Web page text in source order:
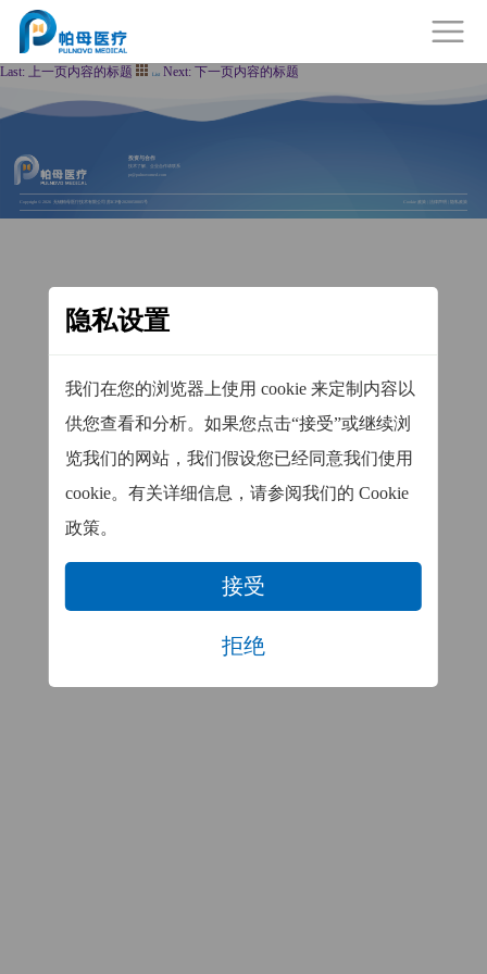
Last: 上一页内容的标题 List Next: 下一页内容的标题
隐私设置
我们在您的浏览器上使用 cookie 来定制内容以
供您查看和分析。如果您点击“接受”或继续浏
览我们的网站，我们假设您已经同意我们使用
cookie。有关详细信息，请参阅我们的 Cookie
政策。
接受
拒绝
投资与合作
技术了解、企业合作请联系
pr@pulnovomed.com
Copyright © 2026 无锡帕母医疗技术有限公司 苏ICP备2020058805号 Cookie 政策 法律声明 隐私政策